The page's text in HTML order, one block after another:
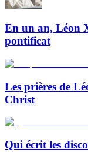
En un an, Léon
pontificat
Les prières de
Christ
Qui écrit les